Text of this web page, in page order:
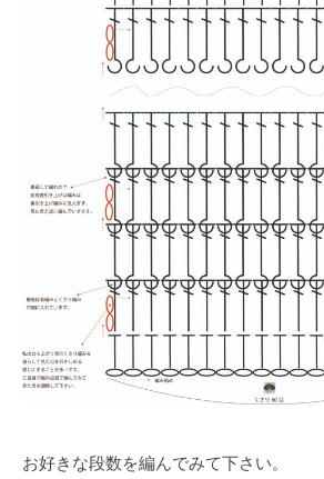
お好きな段数を編んでみて下さい。